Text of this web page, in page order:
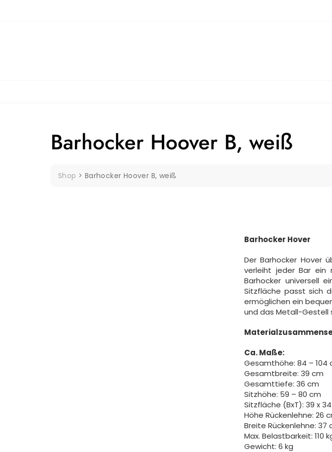
Barhocker Hoover B, weiß
Shop > Barhocker Hoover B, weiß
Barhocker Hover
Der Barhocker Hover
verleiht jeder Bar ein
Barhocker universell
Sitzfläche passt sich
ermöglichen ein
und das Metall-Gestell
Ca. Maße:
Gesamthöhe: 84 – 104
Gesamtbreite: 39 cm
Gesamttiefe: 36 cm
Sitzhöhe: 59 – 80 cm
Sitzfläche (BxT): 39 x
Höhe Rückenlehne: 26
Breite Rückenlehne: 37
Max. Belastbarkeit: 110
Gewicht: 6 kg